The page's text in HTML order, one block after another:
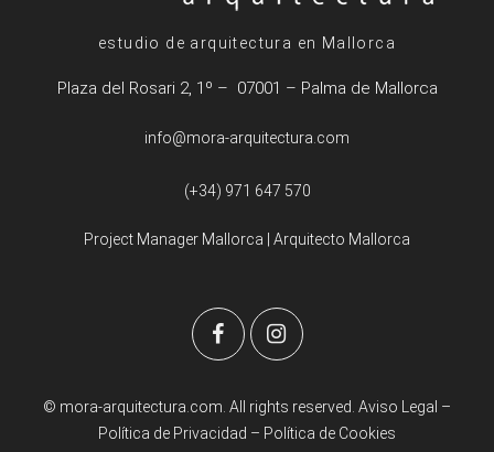
estudio de arquitectura en Mallorca
Plaza del Rosari 2, 1º – 07001 – Palma de Mallorca
info@mora-arquitectura.com
(+34) 971 647 570
Project Manager Mallorca | Arquitecto Mallorca
© mora-arquitectura.com. All rights reserved. Aviso Legal –
Política de Privacidad – Política de Cookies